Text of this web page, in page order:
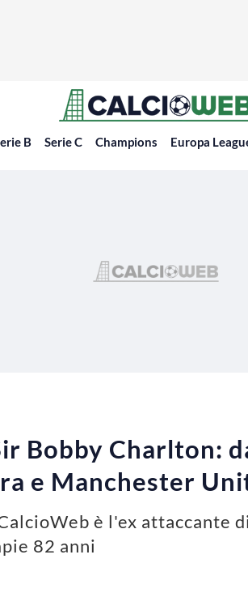
B Serie C Champions Europa
Bobby Charlton:
e Manchester
è l'ex
82 anni